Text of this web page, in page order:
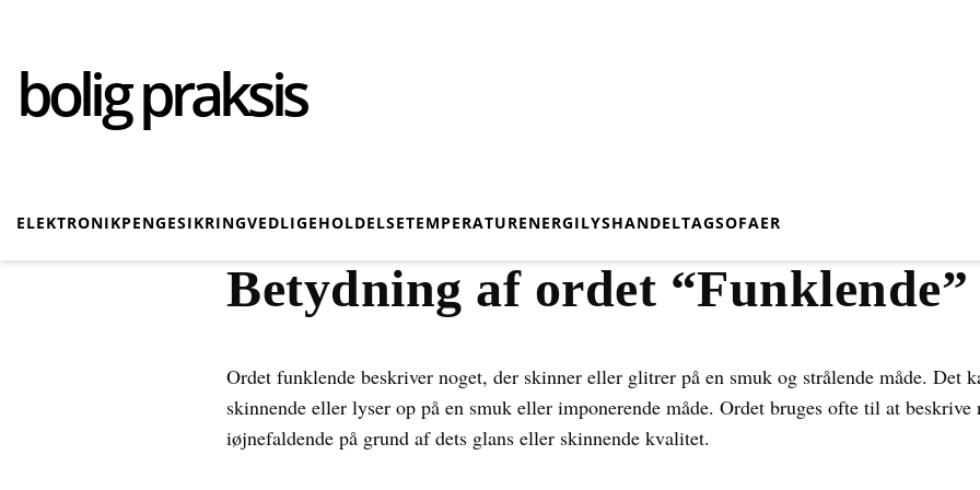
bolig praksis
ELEKTRONIKPENGESIKRINGVEDLIGEHOLDELSETEMPERATURENERGILYSHANDELTAGSOFAER
Betydning af ordet “Funklende”
Ordet funklende beskriver noget, der skinner eller glitrer på en smuk og strålende måde. Det
skinnende eller lyser op på en smuk eller imponerende måde. Ordet bruges ofte til at
iøjnefaldende på grund af dets glans eller skinnende kvalitet.